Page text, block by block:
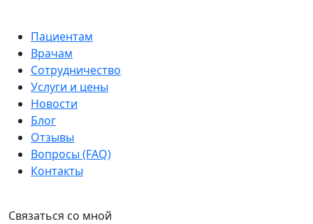
Пациентам
Врачам
Сотрудничество
Услуги и цены
Новости
Блог
Отзывы
Вопросы (FAQ)
Контакты
Связаться со мной